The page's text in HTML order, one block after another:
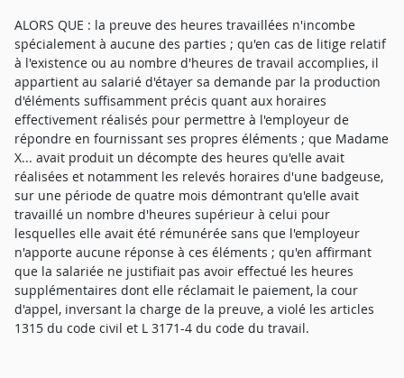
ALORS QUE : la preuve des heures travaillées n'incombe
spécialement à aucune des parties ; qu'en cas de litige relatif
à l'existence ou au nombre d'heures de travail accomplies, il
appartient au salarié d'étayer sa demande par la production
d'éléments suffisamment précis quant aux horaires
effectivement réalisés pour permettre à l'employeur de
répondre en fournissant ses propres éléments ; que Madame
X... avait produit un décompte des heures qu'elle avait
réalisées et notamment les relevés horaires d'une badgeuse,
sur une période de quatre mois démontrant qu'elle avait
travaillé un nombre d'heures supérieur à celui pour
lesquelles elle avait été rémunérée sans que l'employeur
n'apporte aucune réponse à ces éléments ; qu'en affirmant
que la salariée ne justifiait pas avoir effectué les heures
supplémentaires dont elle réclamait le paiement, la cour
d'appel, inversant la charge de la preuve, a violé les articles
1315 du code civil et L 3171-4 du code du travail.